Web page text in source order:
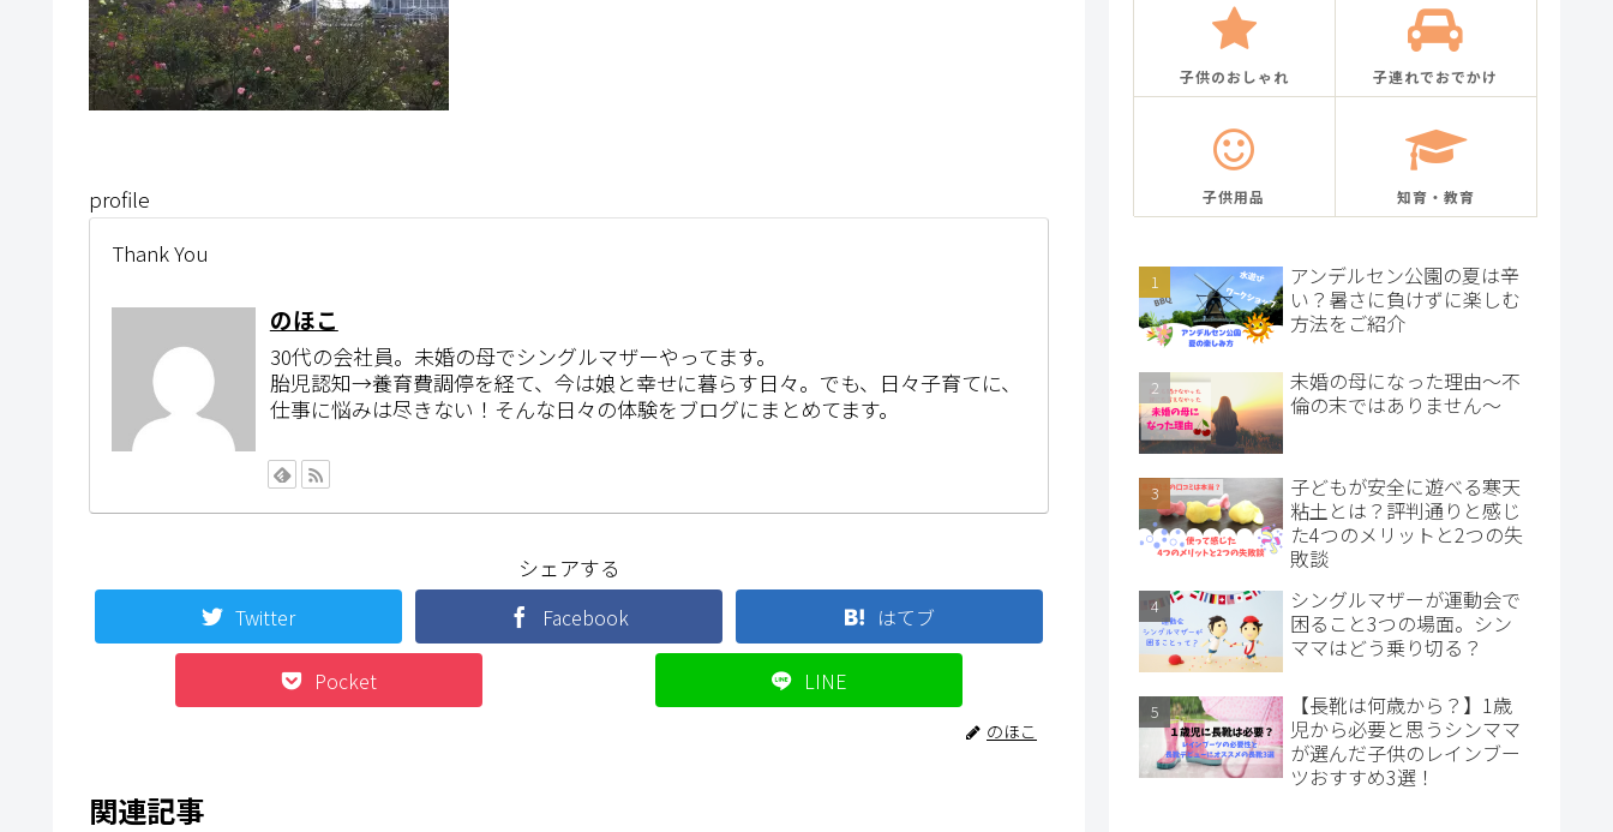
profile
Thank You
のほこ
30代の会社員。未婚の母でシングルマザーやってます。
胎児認知→養育費調停を経て、今は娘と幸せに暮らす日々。でも、日々子育てに、
仕事に悩みは尽きない！そんな日々の体験をブログにまとめてます。
シェアする
Twitter Facebook はてブ
Pocket LINE
のほこ
関連記事
子供のおしゃれ 子連れでおでかけ
子供用品 知育・教育
アンデルセン公園の夏は辛
い？暑さに負けずに楽しむ
方法をご紹介
未婚の母になった理由～不
倫の末ではありません～
子どもが安全に遊べる寒天
粘土とは？評判通りと感じ
た4つのメリットと2つの失
敗談
シングルマザーが運動会で
困ること3つの場面。シン
ママはどう乗り切る？
【長靴は何歳から？】1歳
児から必要と思うシンママ
が選んだ子供のレインブー
ツおすすめ3選！